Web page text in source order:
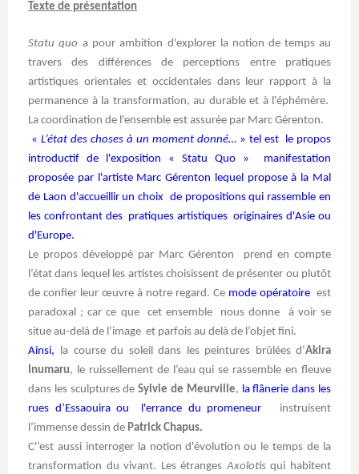
Texte de présentation
Statu quo a pour ambition d'explorer la notion de temps au
travers des différences de perceptions entre pratiques
artistiques orientales et occidentales dans leur rapport à la
permanence à la transformation, au durable et à l'éphémère.
La coordination de l'ensemble est assurée par Marc Gérenton.
« L’état des choses à un moment donné… » tel est le propos
introductif de l'exposition « Statu Quo » manifestation
proposée par l'artiste Marc Gérenton lequel propose à la Mal
de Laon d'accueillir un choix de propositions qui rassemble en
les confrontant des pratiques artistiques originaires d'Asie ou
d'Europe.
Le propos développé par Marc Gérenton prend en compte
l’état dans lequel les artistes choisissent de présenter ou plutôt
de confier leur œuvre à notre regard. Ce mode opératoire est
paradoxal ; car ce que cet ensemble nous donne à voir se
situe au-delà de l’image et parfois au delà de l’objet fini.
Ainsi, la course du soleil dans les peintures brûlées d’Akira
Inumaru, le ruissellement de l’eau qui se rassemble en fleuve
dans les sculptures deSylvie de Meurville, la flânerie dans les
rues d’Essaouira ou l'errance du promeneur instruisent
l’immense dessin de Patrick Chapus.
C'’est aussi interroger la notion d'évolution ou le temps de la
transformation du vivant. Les étrangesAxolotisqui habitent